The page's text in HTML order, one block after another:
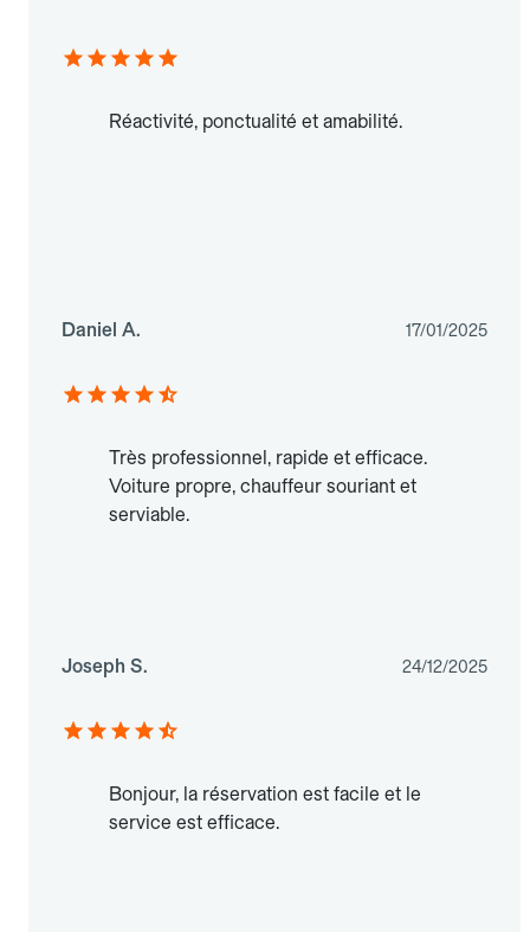
Réactivité, ponctualité et amabilité.
Daniel A. 17/01/2025
Très professionnel, rapide et efficace.
Voiture propre, chauffeur souriant et
serviable.
Joseph S. 24/12/2025
Bonjour, la réservation est facile et le
service est efficace.